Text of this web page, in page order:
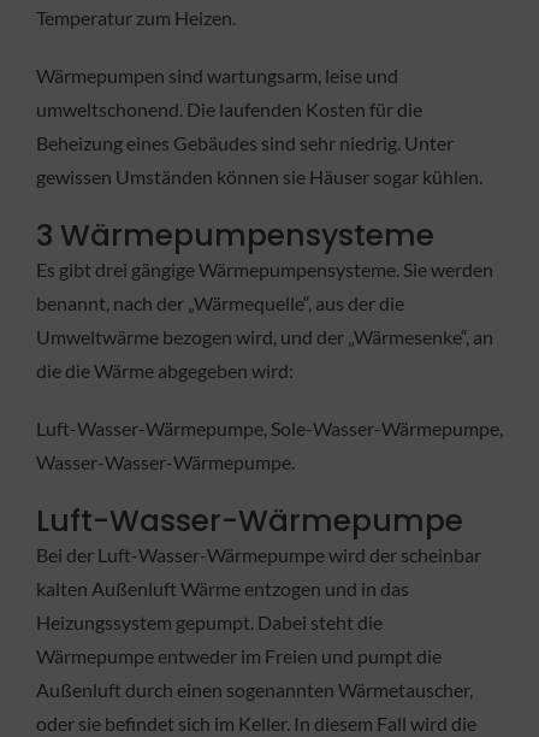
KONTAKT
Temperatur zum Heizen.
Wärmepumpen sind wartungsarm, leise und
umweltschonend. Die laufenden Kosten für die
Beheizung eines Gebäudes sind sehr niedrig. Unter
gewissen Umständen können sie Häuser sogar kühlen.
3 Wärmepumpensysteme
Es gibt drei gängige Wärmepumpensysteme. Sie werden
benannt, nach der „Wärmequelle“, aus der die
Umweltwärme bezogen wird, und der „Wärmesenke“, an
die die Wärme abgegeben wird:
Luft-Wasser-Wärmepumpe, Sole-Wasser-Wärmepumpe,
Wasser-Wasser-Wärmepumpe.
Luft-Wasser-Wärmepumpe
Bei der Luft-Wasser-Wärmepumpe wird der scheinbar
kalten Außenluft Wärme entzogen und in das
Heizungssystem gepumpt. Dabei steht die
Wärmepumpe entweder im Freien und pumpt die
Außenluft durch einen sogenannten Wärmetauscher,
oder sie befindet sich im Keller. In diesem Fall wird die